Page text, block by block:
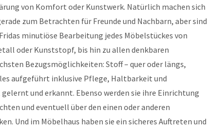
von Komfort oder Kunstwerk. Natürlich machen sich
zum Betrachten für Freunde und Nachbarn, aber sind
minutiöse Bearbeitung jedes Möbelstückes von
oder Kunststopf, bis hin zu allen denkbaren
Bezugsmöglichkeiten: Stoff – quer oder längs,
aufgeführt inklusive Pflege, Haltbarkeit und
und erkannt. Ebenso werden sie ihre Einrichtung
und eventuell über den einen oder anderen
Und im Möbelhaus haben sie ein sicheres Auftreten und